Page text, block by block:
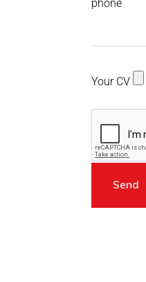
phone
Your CV
Send